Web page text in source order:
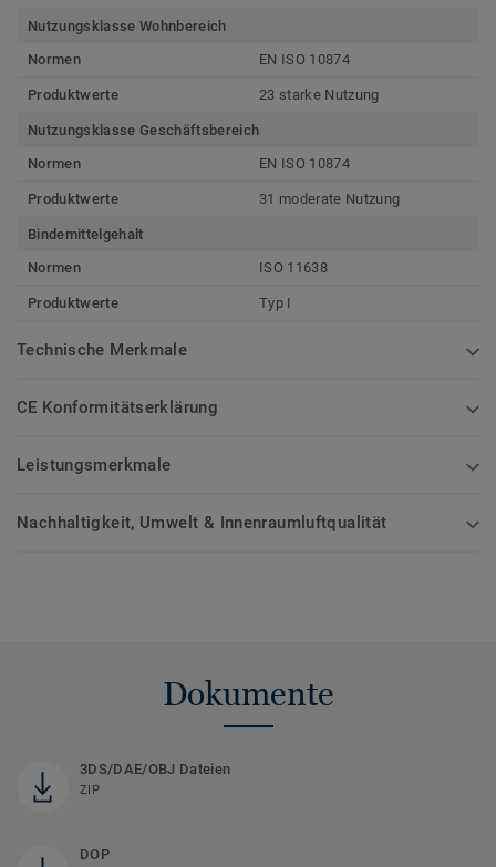
Nutzungsklasse Wohnbereich
Normen
EN ISO 10874
Produktwerte 23 starke Nutzung
Nutzungsklasse Geschäftsbereich
Normen
EN ISO 10874
Produktwerte 31 moderate Nutzung
Bindemittelgehalt
Normen
ISO 11638
Produktwerte Typ I
Technische Merkmale
CE Konformitätserklärung
Leistungsmerkmale
Nachhaltigkeit, Umwelt & Innenraumluftqualität
Dokumente
3DS/DAE/OBJ Dateien
ZIP
DOP